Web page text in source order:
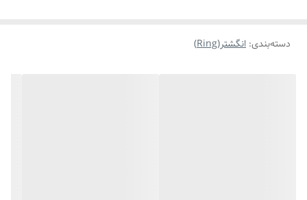
دسته‌بندی: انگشتر(Ring)